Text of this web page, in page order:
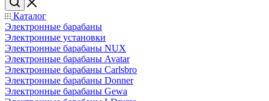
Каталог
Электронные барабаны
Электронные установки
Электронные барабаны NUX
Электронные барабаны Avatar
Электронные барабаны Carlsbro
Электронные барабаны Donner
Электронные барабаны Gewa